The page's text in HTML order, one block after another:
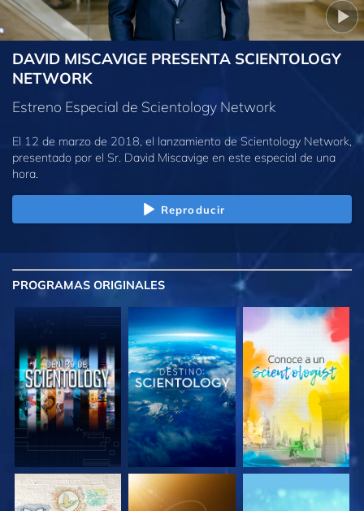
DAVID MISCAVIGE PRESENTA SCIENTOLOGY
NETWORK
Estreno Especial de Scientology Network
El 12 de marzo de 2018, el lanzamiento de Scientology Network,
presentado por el Sr. David Miscavige en este especial de una
hora.
Reproducir
PROGRAMAS ORIGINALES